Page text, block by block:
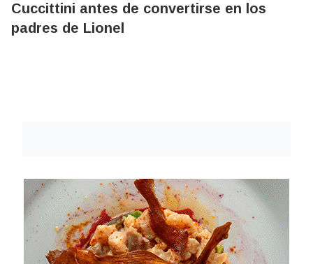
Cuccittini antes de convertirse en los
padres de Lionel